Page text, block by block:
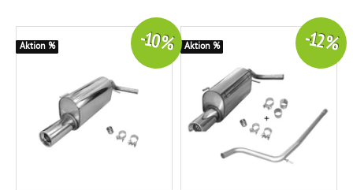
-10 %
Aktion % -12 %
Aktion %